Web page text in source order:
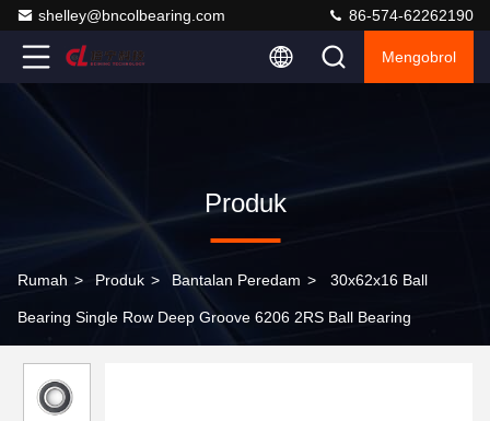
shelley@bncolbearing.com 86-574-62262190
Mengobrol
Produk
Rumah > Produk > Bantalan Peredam > 30x62x16 Ball
Bearing Single Row Deep Groove 6206 2RS Ball Bearing